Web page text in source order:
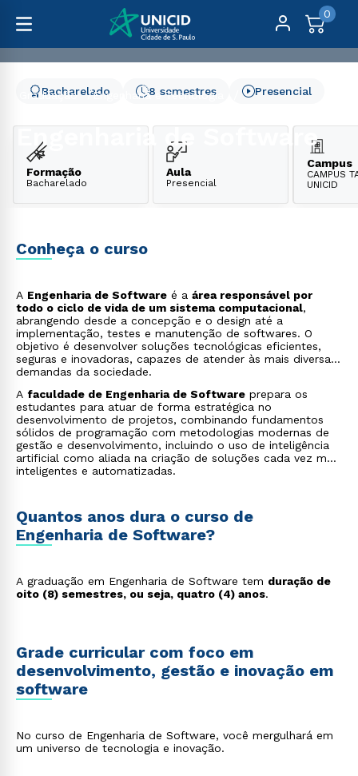
0
Graduação
Engenharia e Tecnologia
Engenharia de Software
8 semestres
Bacharelado Presencial
Formação
Bacharelado
Aula
Presencial
Campus
CAMPUS
UNICID
Conheça o curso
A Engenharia de Software é a área responsável por
todo o ciclo de vida de um sistema computacional,
abrangendo desde a concepção e o design até a
implementação, testes e manutenção de softwares. O
objetivo é desenvolver soluções tecnológicas eficientes,
seguras e inovadoras, capazes de atender às mais diversas
demandas da sociedade.
A faculdade de Engenharia de Software prepara os
estudantes para atuar de forma estratégica no
desenvolvimento de projetos, combinando fundamentos
sólidos de programação com metodologias modernas de
gestão e desenvolvimento, incluindo o uso de inteligência
artificial como aliada na criação de soluções cada vez mais
inteligentes e automatizadas.
Quantos anos dura o curso de
Engenharia de Software?
A graduação em Engenharia de Software tem duração de
oito (8) semestres, ou seja, quatro (4) anos.
Grade curricular com foco em
desenvolvimento, gestão e inovação em
software
No curso de Engenharia de Software, você mergulhará em
um universo de tecnologia e inovação.